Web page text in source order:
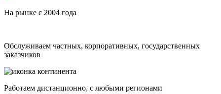
На рынке с 2004 года
Обслуживаем частных, корпоративных, государственных
заказчиков
Работаем дистанционно, с любыми регионами